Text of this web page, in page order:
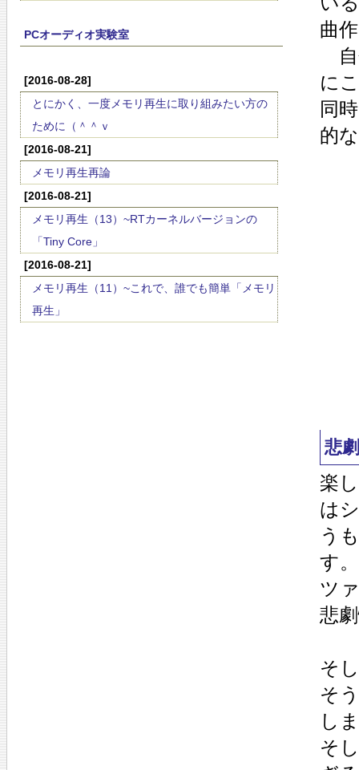
PCオーディオ実験室
[2016-08-28]
とにかく、一度メモリ再生に取り組みたい方の
ために（＾＾ｖ
[2016-08-21]
メモリ再生再論
[2016-08-21]
メモリ再生（13）~RTカーネルバージョンの
「Tiny Core」
[2016-08-21]
メモリ再生（11）~これで、誰でも簡単「メモリ
再生」
曲
自
に
同
的
悲
楽
は
う
す
ツ
悲
そ
そ
し
そ